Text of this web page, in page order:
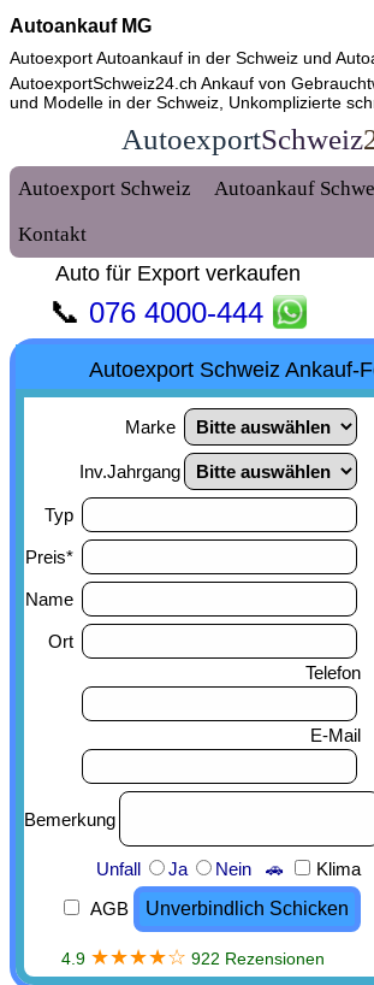
Autoankauf MG
Autoexport Autoankauf in der Schweiz und
AutoexportSchweiz24.ch Ankauf von
und Modelle in der Schweiz, Unkomplizierte